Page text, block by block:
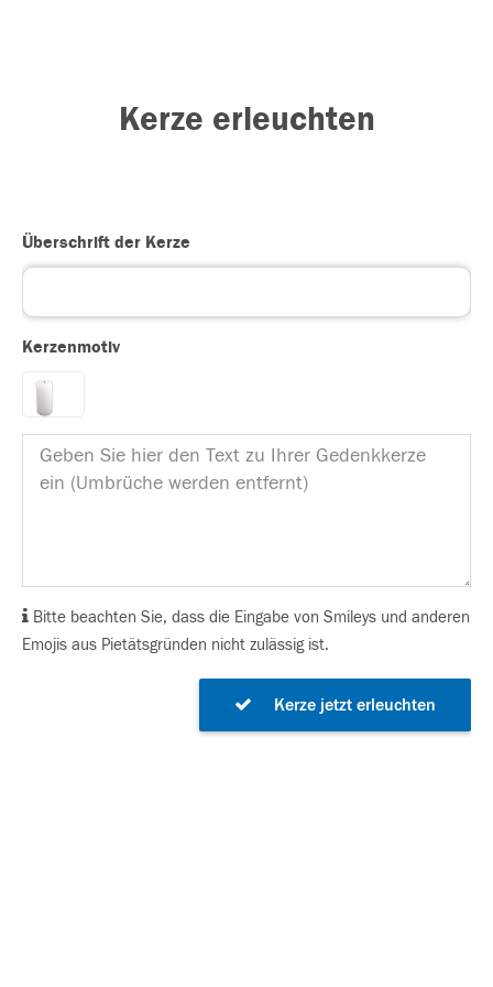
Kerze erleuchten
Überschrift der Kerze
Kerzenmotiv
Bitte beachten Sie, dass die Eingabe von Smileys und anderen
Emojis aus Pietätsgründen nicht zulässig ist.
Kerze jetzt erleuchten